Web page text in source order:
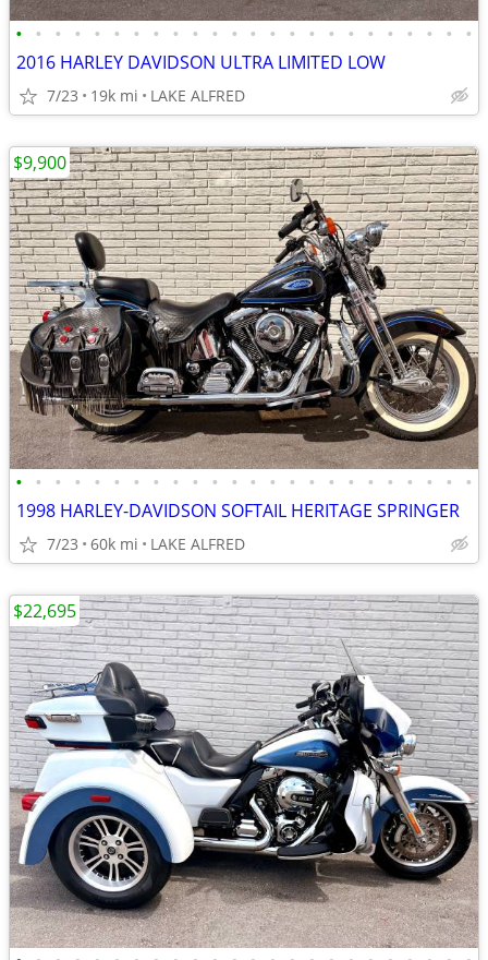
• • • • • • • • • • • • • • • • • • • • • • • •
2016 HARLEY DAVIDSON ULTRA LIMITED LOW
7/23 19k mi LAKE ALFRED
• • • • • • • • • • • • • • • • • • • • • • • •
1998 HARLEY-DAVIDSON SOFTAIL HERITAGE SPRINGER
7/23 60k mi LAKE ALFRED
$9,900
$22,695